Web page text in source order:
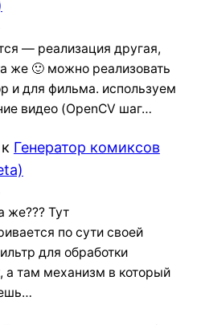
— реализация другая,
же 🙂 можно реализовать
и для фильма. используем
видео (OpenCV шаг…
к Генератор комиксов
же??? Тут
по сути своей
для обработки
а там механизм в который